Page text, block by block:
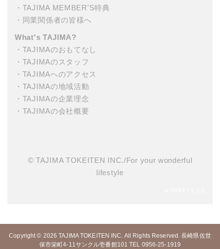
・ TAJIMA MEMBER'S特典
・ 同業関係者の皆様へ
What's TAJIMA?
・ TAJIMAのおもてなし
・ TAJIMAのスタッフ
・ TAJIMAへのアクセス
・ TAJIMAの地域活動
・ TAJIMAの企業理念
・ TAJIMAの会社概要
© TAJIMA TOKEITEN INC./For your wonderful
lifestyle
Copyright © 2026TAJIMA TOKEITEN INC. All Rights Reserved. 長崎県佐世
保市栄町4-11サンクル壱番館101 TEL 0956-25-1919